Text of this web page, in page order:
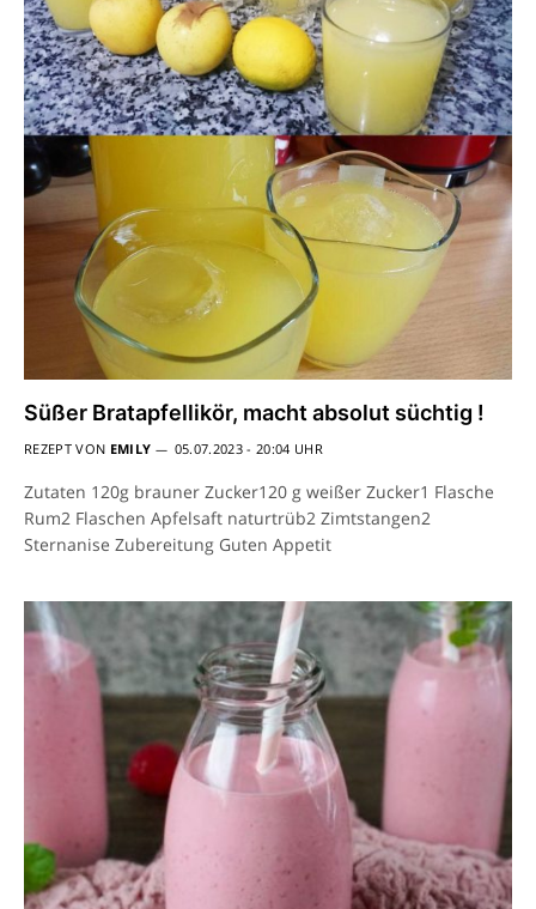
Süßer Bratapfellikör, macht absolut süchtig !
REZEPT VON EMILY 05.07.2023 - 20:04 UHR
Zutaten 120g brauner Zucker120 g weißer Zucker1 Flasche
Rum2 Flaschen Apfelsaft naturtrüb2 Zimtstangen2
Sternanise Zubereitung Guten Appetit